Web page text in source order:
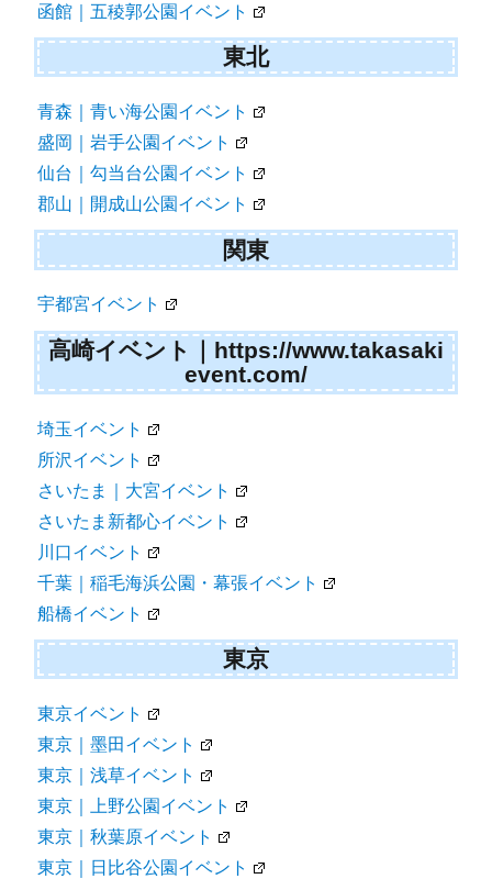
函館｜五稜郭公園イベント
東北
青森｜青い海公園イベント
盛岡｜岩手公園イベント
仙台｜勾当台公園イベント
郡山｜開成山公園イベント
関東
宇都宮イベント
高崎イベント｜https://www.takasaki
event.com/
埼玉イベント
所沢イベント
さいたま｜大宮イベント
さいたま新都心イベント
川口イベント
千葉｜稲毛海浜公園・幕張イベント
船橋イベント
東京
東京イベント
東京｜墨田イベント
東京｜浅草イベント
東京｜上野公園イベント
東京｜秋葉原イベント
東京｜日比谷公園イベント